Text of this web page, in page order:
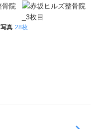
写真 28枚